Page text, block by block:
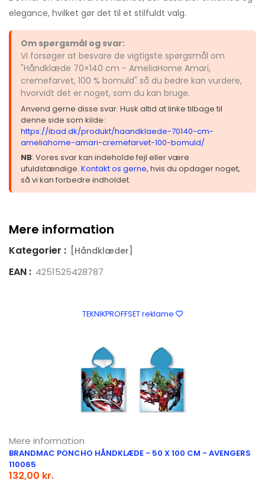
elegance, hvilket gør det til et stilfuldt valg.
Om spørgsmål og svar:
Vi forsøger at besvare de vigtigste spørgsmål om
"Håndklæde 70×140 cm - AmeliaHome Amari,
cremefarvet, 100 % bomuld" så du bedre kan vurdere,
hvorvidt det er noget, som du kan bruge.
Anvend gerne disse svar. Husk altid at linke tilbage til
denne side som kilde:
https://ibad.dk/produkt/haandklaede-70140-cm-
ameliahome-amari-cremefarvet-100-bomuld/
NB: Vores svar kan indeholde fejl eller være
ufuldstændige. Kontakt os gerne, hvis du opdager noget,
så vi kan forbedre indholdet.
Mere information
Kategorier : [Håndklæder]
EAN : 4251525428787
TEKNIKPROFFSET reklame
Mere information
BRANDMAC PONCHO HÅNDKLÆDE - 50 X 100 CM - AVENGERS
110065
132,00 kr.